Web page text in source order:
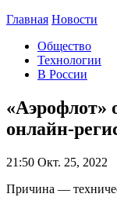
Главная Новости
Общество
Технологии
В России
«Аэрофлот»
онлайн-
21:50 Окт. 25, 2022
Причина —